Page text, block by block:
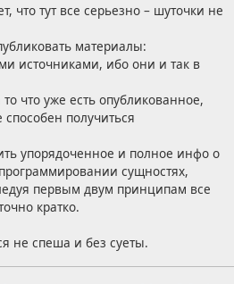
что тут все серьезно – шуточки не
материалы:
источниками, ибо они и так в
что уже есть опубликованное,
способен получиться
упорядоченное и полное инфо о
сущностях,
первым двум принципам все
кратко.
не спеша и без суеты.